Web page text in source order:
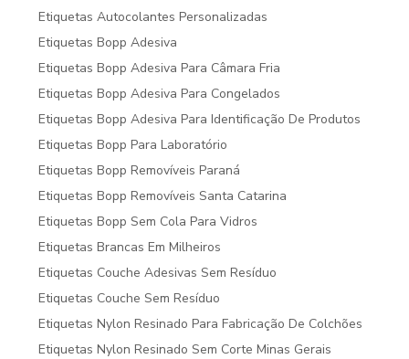
Etiquetas Autocolantes Personalizadas
Etiquetas Bopp Adesiva
Etiquetas Bopp Adesiva Para Câmara Fria
Etiquetas Bopp Adesiva Para Congelados
Etiquetas Bopp Adesiva Para Identificação De Produtos
Etiquetas Bopp Para Laboratório
Etiquetas Bopp Removíveis Paraná
Etiquetas Bopp Removíveis Santa Catarina
Etiquetas Bopp Sem Cola Para Vidros
Etiquetas Brancas Em Milheiros
Etiquetas Couche Adesivas Sem Resíduo
Etiquetas Couche Sem Resíduo
Etiquetas Nylon Resinado Para Fabricação De Colchões
Etiquetas Nylon Resinado Sem Corte Minas Gerais